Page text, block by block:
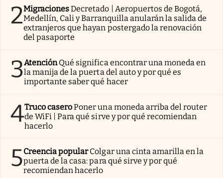
2MigracionesDecretado | Aeropuertos de Bogotá,
Medellín, Cali y Barranquilla anularán la salida de
extranjeros que hayan postergado la renovación
del pasaporte
3AtenciónQué significa encontrar una moneda en
la manija de la puerta del auto y por qué es
importante saber qué hacer
4Truco caseroPoner una moneda arriba del router
de WiFi | Para qué sirve y por qué recomiendan
hacerlo
5Creencia popularColgar una cinta amarilla en la
puerta de la casa: para qué sirve y por qué
recomiendan hacerlo